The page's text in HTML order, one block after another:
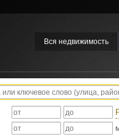
Вся недвижимость